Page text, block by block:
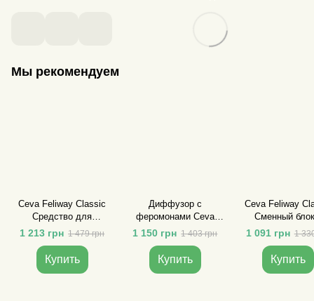
Мы рекомендуем
Ceva Feliway Classic
Средство для
коррекции поведения у
котов диффузор со
сменным блоком 48мл
1 213 грн 1 479 грн
Купить
Диффузор с
феромонами Ceva
Feliway Friends для
модуляции поведения
у котов 48 мл
1 150 грн 1 403 грн
Купить
Ceva Feliway
Сменный
феромонами
коррекции
кошек 48 мл
1 091 грн 1
Купить